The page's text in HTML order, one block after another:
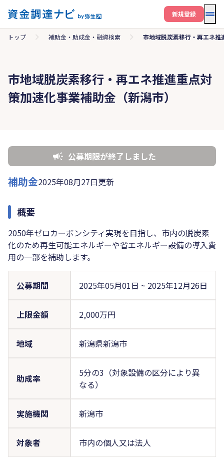
メ
新規登録
トップ 補助金・助成金・融資検索 市地域脱炭素移行・再エネ
市地域脱炭素移行・再エネ推進重点対
策加速化事業補助金（新潟市）
公募期限が終了しました
補助金2025年08月27日更新
概要
2050年ゼロカーボンシティ実現を目指し、市内の脱炭素
化のため再生可能エネルギーや省エネルギー設備の導入費
用の一部を補助します。
公募期間 2025年05月01日 ~ 2025年12月26日
上限金額 2,000万円
地域 新潟県新潟市
助成率
5分の3（対象設備の区分により異
なる）
実施機関 新潟市
対象者 市内の個人又は法人